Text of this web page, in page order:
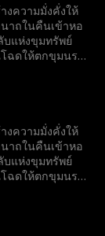
งความมั่งคั่งให้
าถในคืนเข้าหอ
บแห่งขุมทรัพย์
ฉดให้ตกขุมนรก
ต้องชดใช้คืนให้
งความมั่งคั่งให้
าถในคืนเข้าหอ
บแห่งขุมทรัพย์
ฉดให้ตกขุมนรก
ต้องชดใช้คืนให้